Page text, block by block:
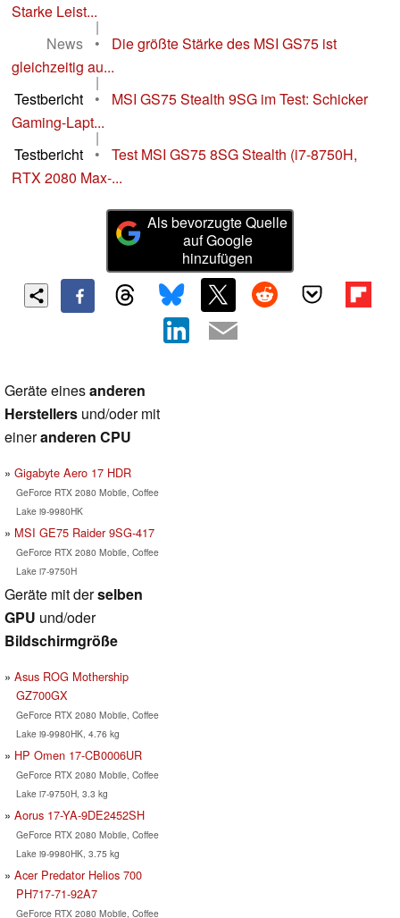
Starke Leist...
|
News
•
Die größte Stärke des MSI GS75 ist
gleichzeitig au...
|
Testbericht
•
MSI GS75 Stealth 9SG im Test: Schicker
Gaming-Lapt...
|
Testbericht
•
Test MSI GS75 8SG Stealth (i7-8750H,
RTX 2080 Max-...
Als bevorzugte Quelle
auf Google
hinzufügen
Geräte einesanderen
Herstellers und/oder mit
eineranderen CPU
Gigabyte Aero 17 HDR
GeForce RTX 2080 Mobile, Coffee
Lake i9-9980HK
MSI GE75 Raider 9SG-417
GeForce RTX 2080 Mobile, Coffee
Lake i7-9750H
Geräte mit derselben
GPU und/oder
Bildschirmgröße
Asus ROG Mothership
GZ700GX
GeForce RTX 2080 Mobile, Coffee
Lake i9-9980HK, 4.76 kg
HP Omen 17-CB0006UR
GeForce RTX 2080 Mobile, Coffee
Lake i7-9750H, 3.3 kg
Aorus 17-YA-9DE2452SH
GeForce RTX 2080 Mobile, Coffee
Lake i9-9980HK, 3.75 kg
Acer Predator Helios 700
PH717-71-92A7
GeForce RTX 2080 Mobile, Coffee